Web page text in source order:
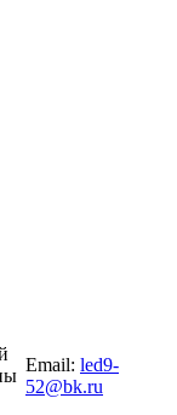
Email: led9-
52@bk.ru